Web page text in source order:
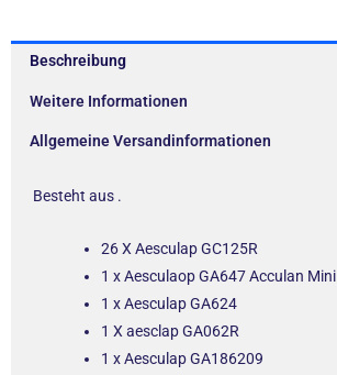
Beschreibung
Weitere Informationen
Allgemeine Versandinformationen
Besteht aus .
26 X Aesculap GC125R
1 x Aesculaop GA647 Acculan Mini
1 x Aesculap GA624
1 X aesclap GA062R
1 x Aesculap GA186209